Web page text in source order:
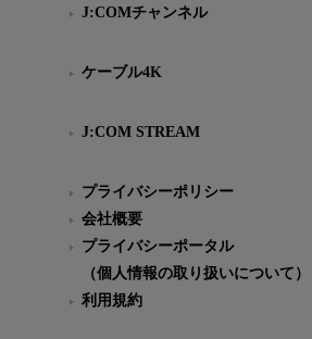
J:COMチャンネル
ケーブル4K
J:COM STREAM
プライバシーポリシー
会社概要
プライバシーポータル
（個人情報の取り扱いについて）
利用規約